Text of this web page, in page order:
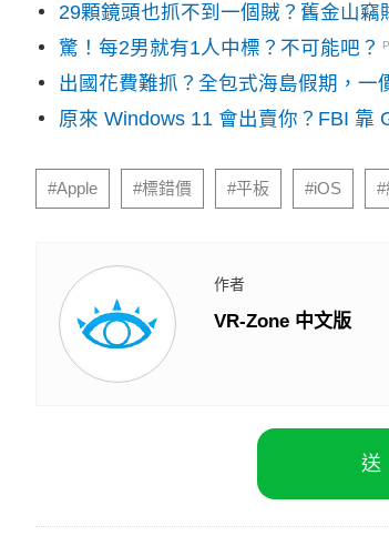
29顆鏡頭也抓不到一個賊？舊金山
驚！每2男就有1人中標？不可能吧？
出國花費難抓？全包式海島假期，一
原來 Windows 11 會出賣你？FBI 靠
#Apple #標錯價 #平板 #iOS #
作者
VR-Zone 中文版
送